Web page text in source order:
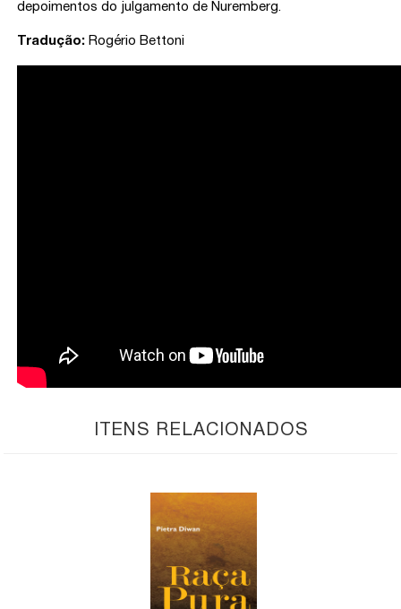
depoimentos do julgamento de Nuremberg.
Tradução: Rogério Bettoni
ITENS RELACIONADOS